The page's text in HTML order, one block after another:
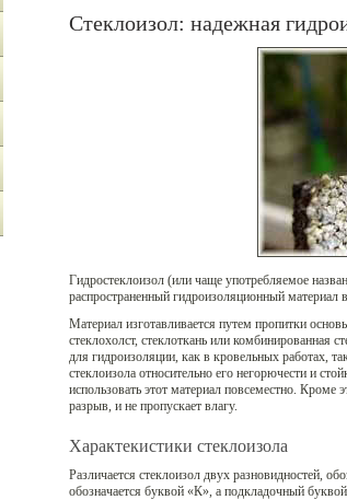
Стеклоизол: надежная
Гидростеклоизол (или чаще употребляемое
распространенный гидроизоляционный материал
Материал изготавливается путем пропитки
стеклохолст, стеклоткань или
для гидроизоляции, как в кровельных работах,
стеклоизола относительно его негорючести и
использовать этот материал повсеместно.
разрыв, и не пропускает влагу.
Характекистики стеклоизола
Различается стеклоизол двух разновидностей,
обозначается буквой «К», а подкладочный